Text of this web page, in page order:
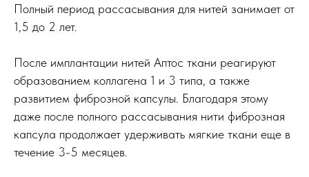
Полный период рассасывания для нитей занимает от
1,5 до 2 лет.
После имплантации нитей Аптос ткани реагируют
образованием коллагена 1 и 3 типа, а также
развитием фиброзной капсулы. Благодаря этому
даже после полного рассасывания нити фиброзная
капсула продолжает удерживать мягкие ткани еще в
течение 3-5 месяцев.